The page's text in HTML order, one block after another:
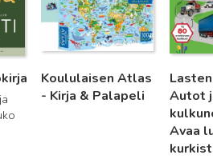
Koululaisen Atlas
- Kirja & Palapeli
Autot
Avaa